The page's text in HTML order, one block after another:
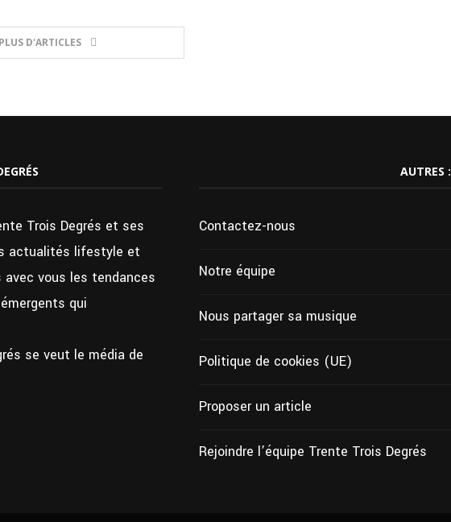
D'ARTICLES
Trois Degrés et ses
actualités lifestyle et
vous les tendances
qui
se veut le média de
AUTRES :
Contactez-nous
Notre équipe
Nous partager sa musique
Politique de cookies (UE)
Proposer un article
Rejoindre l’équipe Trente Trois Degrés